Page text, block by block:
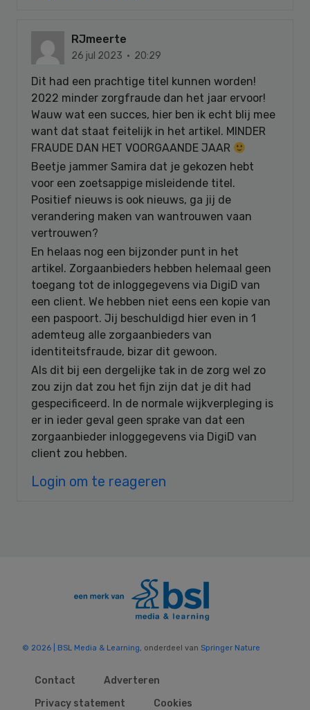
RJmeerte
26 jul 2023 · 20:29
Dit had een prachtige titel kunnen worden!
2022 minder zorgfraude dan het jaar ervoor!
Wauw wat een succes, hier ben ik echt blij mee
want dat staat feitelijk in het artikel. MINDER
FRAUDE DAN HET VOORGAANDE JAAR
Beetje jammer Samira dat je gekozen hebt
voor een zoetsappige misleidende titel.
Positief nieuws is ook nieuws, ga jij de
verandering maken van wantrouwen vaan
vertrouwen?
En helaas nog een bijzonder punt in het
artikel. Zorgaanbieders hebben helemaal geen
toegang tot de inloggegevens via DigiD van
een client. We hebben niet eens een kopie van
een paspoort. Jij beschuldigd hier even in 1
ademteug alle zorgaanbieders van
identiteitsfraude, bizar dit gewoon.
Als dit bij een dergelijke tak in de zorg wel zo
zou zijn dat zou het fijn zijn dat je dit had
gespecificeerd. In de normale wijkverpleging is
er in ieder geval geen sprake van dat een
zorgaanbieder inloggegevens via DigiD van
client zou hebben.
Login om te reageren
© 2026 | BSL Media & Learning, onderdeel van Springer Nature
Contact
Adverteren
Privacy statement
Cookies